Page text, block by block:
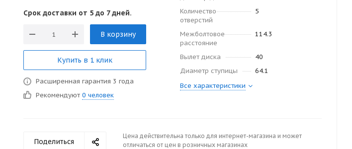
Срок доставки от 5 до 7 дней.
В корзину
Купить в 1 клик
Расширенная гарантия 3 года
Рекомендуют 0 человек
Количество
отверстий
5
Межболтовое
расстояние
114.3
Вылет диска
40
Диаметр ступицы
64.1
Все характеристики
Поделиться
Цена действительна только для интернет-магазина и может
отличаться от цен в розничных магазинах